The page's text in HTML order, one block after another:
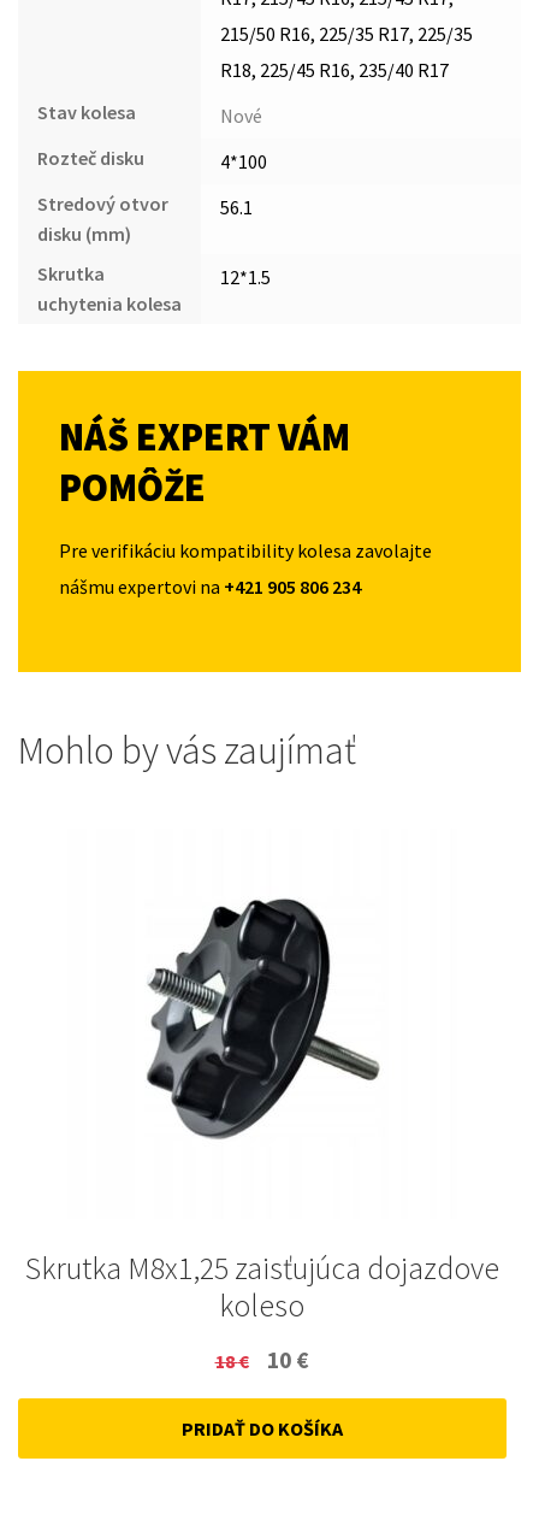
215/50 R16, 225/35 R17, 225/35
R18, 225/45 R16, 235/40 R17
Stav kolesa
Nové
Rozteč disku
4*100
Stredový otvor
disku (mm)
56.1
Skrutka
uchytenia kolesa
12*1.5
NÁŠ EXPERT VÁM
POMÔŽE
Pre verifikáciu kompatibility kolesa zavolajte
nášmu expertovi na +421 905 806 234
Mohlo by vás zaujímať
Skrutka M8x1,25 zaisťujúca dojazdove
koleso
18€
Original
price
was:
10 €
price
is:
PRIDAŤ DO KOŠÍKA